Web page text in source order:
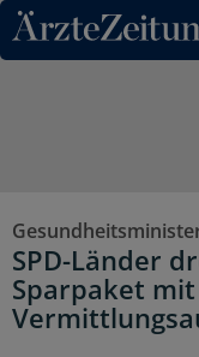
Direkt zum
SPD-Länder
Sparpaket